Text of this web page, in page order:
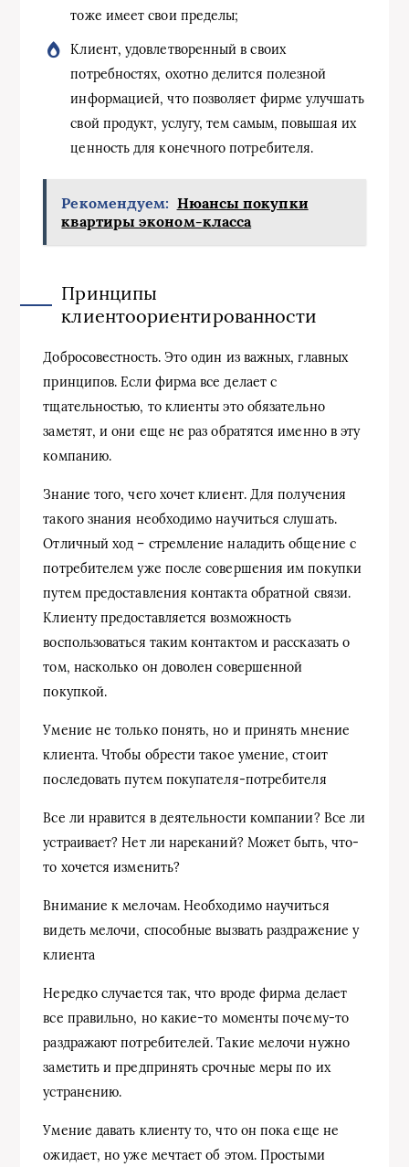
тоже имеет свои пределы;
Клиент, удовлетворенный в своих
потребностях, охотно делится полезной
информацией, что позволяет фирме улучшать
свой продукт, услугу, тем самым, повышая их
ценность для конечного потребителя.
Рекомендуем: Нюансы покупки
квартиры эконом-класса
Принципы
клиентоориентированности
Добросовестность. Это один из важных, главных
принципов. Если фирма все делает с
тщательностью, то клиенты это обязательно
заметят, и они еще не раз обратятся именно в эту
компанию.
Знание того, чего хочет клиент. Для получения
такого знания необходимо научиться слушать.
Отличный ход – стремление наладить общение с
потребителем уже после совершения им покупки
путем предоставления контакта обратной связи.
Клиенту предоставляется возможность
воспользоваться таким контактом и рассказать о
том, насколько он доволен совершенной
покупкой.
Умение не только понять, но и принять мнение
клиента. Чтобы обрести такое умение, стоит
последовать путем покупателя-потребителя
Все ли нравится в деятельности компании? Все ли
устраивает? Нет ли нареканий? Может быть, что-
то хочется изменить?
Внимание к мелочам. Необходимо научиться
видеть мелочи, способные вызвать раздражение у
клиента
Нередко случается так, что вроде фирма делает
все правильно, но какие-то моменты почему-то
раздражают потребителей. Такие мелочи нужно
заметить и предпринять срочные меры по их
устранению.
Умение давать клиенту то, что он пока еще не
ожидает, но уже мечтает об этом. Простыми